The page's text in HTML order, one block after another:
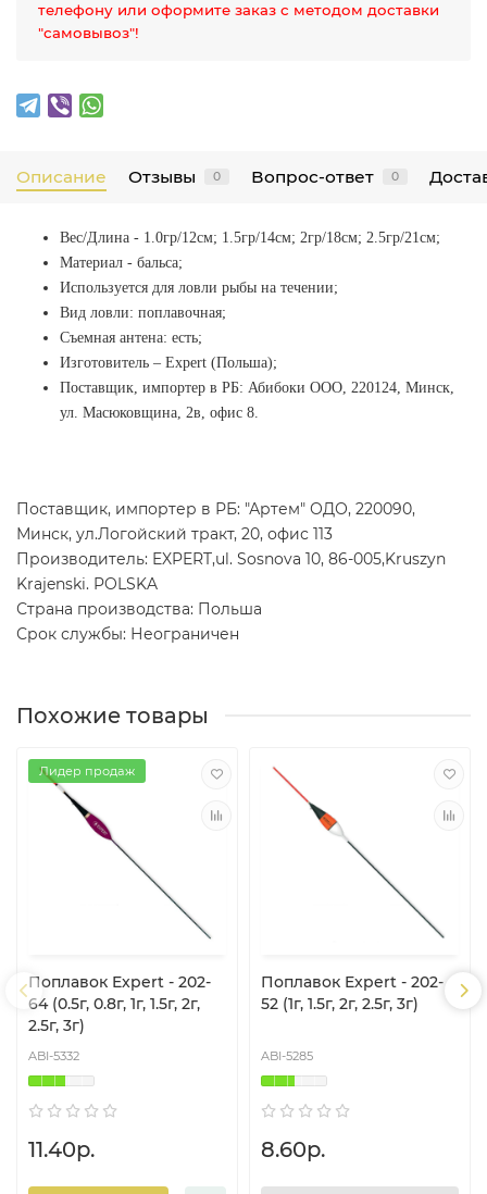
телефону или оформите заказ с методом доставки
"самовывоз"!
Описание Отзывы 0 Вопрос-ответ 0
Вес/Длина - 1.0гр/12см; 1.5гр/14см; 2гр/18см; 2.5гр/21см;
Материал - бальса;
Используется для ловли рыбы на течении;
Вид ловли: поплавочная;
Съемная антена: есть;
Изготовитель – Expert (Польша);
Поставщик, импортер в РБ: Абибоки ООО, 220124, Минск,
ул. Масюковщина, 2в, офис 8
Поставщик, импортер в РБ: "Артем" ОДО, 220090,
Минск, ул.Логойский тракт, 20, офис 113
Производитель: EXPERT,ul. Sosnova 10, 86-005,Kruszyn
Krajenski. POLSKA
Страна производства: Польша
Срок службы: Неограничен
Похожие товары
Лидер продаж
Поплавок Expert - 202-
64 (0.5г, 0.8г, 1г, 1.5г, 2г,
2.5г, 3г)
ABI-5332
11.40р.
Поплавок Expert - 202-
52 (1г, 1.5г, 2г, 2.5г, 3г)
ABI-5285
8.60р.